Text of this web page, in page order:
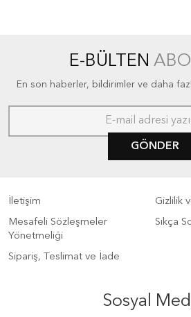
E-BÜLTEN
En son haberler, bildirimler ve daha
GÖNDER
İletişim
Gizlilik
Mesafeli Sözleşmeler
Yönetmeliği
Sıkça
Sipariş, Teslimat ve İade
Sosyal